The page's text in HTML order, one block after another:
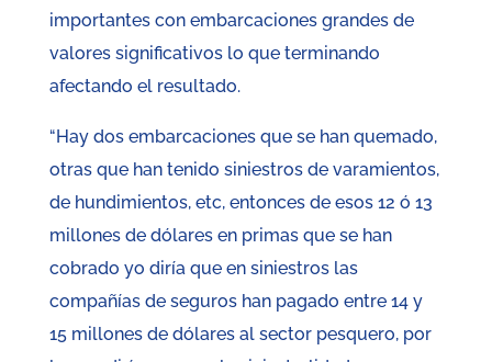
importantes con embarcaciones grandes de
valores significativos lo que terminando
afectando el resultado.
“Hay dos embarcaciones que se han quemado,
otras que han tenido siniestros de varamientos,
de hundimientos, etc, entonces de esos 12 ó 13
millones de dólares en primas que se han
cobrado yo diría que en siniestros las
compañías de seguros han pagado entre 14 y
15 millones de dólares al sector pesquero, por